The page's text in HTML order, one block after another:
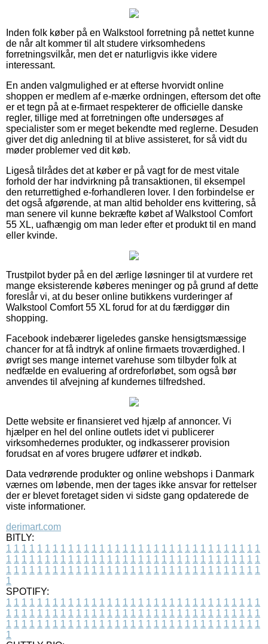
Inden folk køber på en Walkstool forretning på nettet kunne
de når alt kommer til alt studere virksomhedens
forretningsvilkår, men det er naturligvis ikke videre
interessant.
En anden valgmulighed er at efterse hvorvidt online
shoppen er medlem af e-mærke ordningen, eftersom det ofte
er et tegn på at e-firmaet respekterer de officielle danske
regler, tillige med at forretningen ofte undersøges af
specialister som er meget bekendte med reglerne. Desuden
giver det dig anledning til at blive assisteret, for så vidt du
møder problemer ved dit køb.
Ligeså tilrådes det at køber er på vagt for de mest vitale
forhold der har indvirkning på transaktionen, til eksempel
den returrettighed e-forhandleren lover. I den forbindelse er
det også afgørende, at man altid beholder ens kvittering, så
man senere vil kunne bekræfte købet af Walkstool Comfort
55 XL, uafhængig om man leder efter et produkt til en mand
eller kvinde.
Trustpilot byder på en del ærlige løsninger til at vurdere ret
mange eksisterende køberes meninger og på grund af dette
foreslår vi, at du beser online butikkens vurderinger af
Walkstool Comfort 55 XL forud for at du færdiggør din
shopping.
Facebook indebærer ligeledes ganske hensigtsmæssige
chancer for at få indtryk af online firmaets troværdighed. I
øvrigt ses mange internet varehuse som tilbyder folk at
nedfælde en evaluering af ordreforløbet, som også bør
anvendes til afvejning af kundernes tilfredshed.
Dette website er finansieret ved hjælp af annoncer. Vi
hjælper en hel del online outlets idet vi publicerer
virksomhedernes produkter, og indkasserer provision
forudsat en af vores brugere udfører et indkøb.
Data vedrørende produkter og online webshops i Danmark
værnes om løbende, men der tages ikke ansvar for rettelser
der er blevet foretaget siden vi sidste gang opdaterede de
viste informationer.
derimart.com
BITLY:
1 1 1 1 1 1 1 1 1 1 1 1 1 1 1 1 1 1 1 1 1 1 1 1 1 1 1 1 1 1 1 1 1
1 1 1 1 1 1 1 1 1 1 1 1 1 1 1 1 1 1 1 1 1 1 1 1 1 1 1 1 1 1 1 1 1
1 1 1 1 1 1 1 1 1 1 1 1 1 1 1 1 1 1 1 1 1 1 1 1 1 1 1 1 1 1 1 1 1
1
SPOTIFY:
1 1 1 1 1 1 1 1 1 1 1 1 1 1 1 1 1 1 1 1 1 1 1 1 1 1 1 1 1 1 1 1 1
1 1 1 1 1 1 1 1 1 1 1 1 1 1 1 1 1 1 1 1 1 1 1 1 1 1 1 1 1 1 1 1 1
1 1 1 1 1 1 1 1 1 1 1 1 1 1 1 1 1 1 1 1 1 1 1 1 1 1 1 1 1 1 1 1 1
1